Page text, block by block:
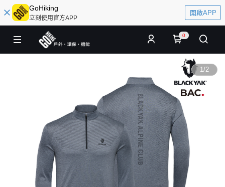
GoHiking
立刻使用官方APP
開啟APP
0
1/2